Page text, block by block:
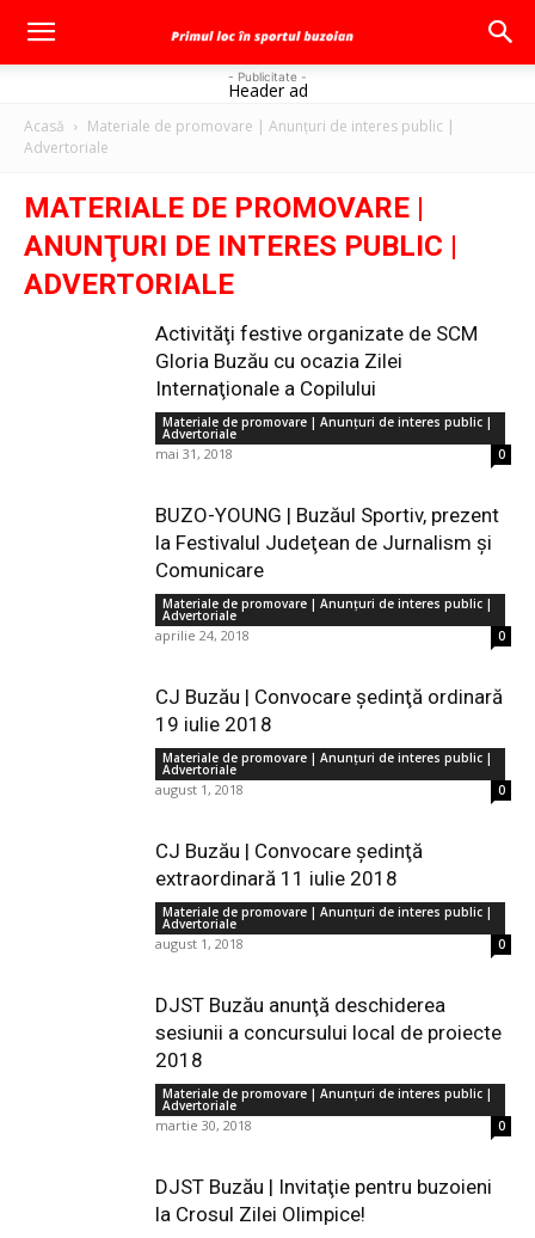
- Publicitate -
Header ad
Acasă
Materiale de promovare | Anunţuri de interes public |
Advertoriale
MATERIALE DE PROMOVARE |
ANUNŢURI DE INTERES PUBLIC |
ADVERTORIALE
Activităţi festive organizate de SCM
Gloria Buzău cu ocazia Zilei
Internaţionale a Copilului
Materiale de promovare | Anunţuri de interes public |
Advertoriale
mai 31, 2018 0
BUZO-YOUNG | Buzăul Sportiv, prezent
la Festivalul Judeţean de Jurnalism şi
Comunicare
Materiale de promovare | Anunţuri de interes public |
Advertoriale
aprilie 24, 2018 0
CJ Buzău | Convocare şedinţă ordinară
19 iulie 2018
Materiale de promovare | Anunţuri de interes public |
Advertoriale
august 1, 2018 0
CJ Buzău | Convocare şedinţă
extraordinară 11 iulie 2018
Materiale de promovare | Anunţuri de interes public |
Advertoriale
august 1, 2018 0
DJST Buzău anunţă deschiderea
sesiunii a concursului local de proiecte
2018
Materiale de promovare | Anunţuri de interes public |
Advertoriale
martie 30, 2018 0
DJST Buzău | Invitaţie pentru buzoieni
la Crosul Zilei Olimpice!